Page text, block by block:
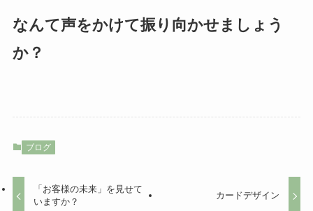
なんて声をかけて振り向かせましょう
か？
ブログ
「お客様の未来」を見せて
いますか？
カードデザイン